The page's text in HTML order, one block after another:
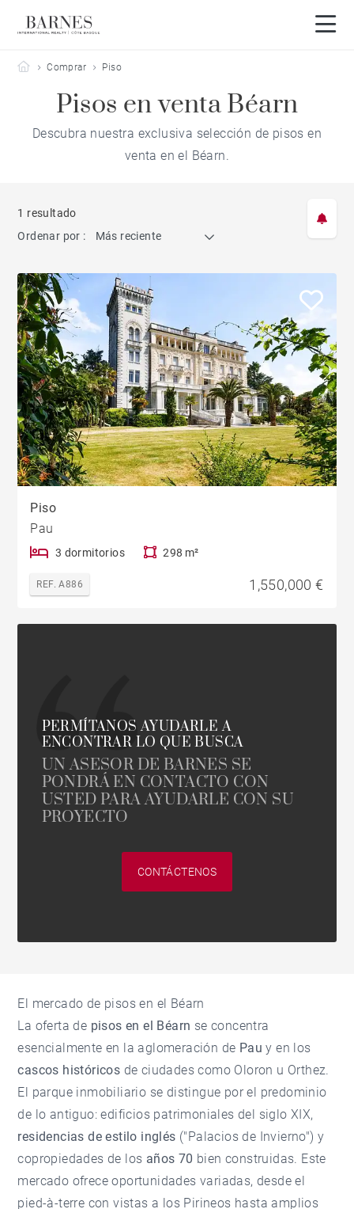
Barnes Côte Basque
Comprar Piso
Pisos en venta Béarn
Descubra nuestra exclusiva selección de pisos en
venta en el Béarn.
1 resultado
Ordenar por :
Más reciente
Piso
Pau
3 dormitorios 298 m²
REF. A886 1,550,000 €
PERMÍTANOS AYUDARLE A
ENCONTRAR LO QUE BUSCA
UN ASESOR DE BARNES SE
PONDRÁ EN CONTACTO CON
USTED PARA AYUDARLE CON SU
PROYECTO
CONTÁCTENOS
El mercado de pisos en el Béarn
La oferta de pisos en el Béarn se concentra
esencialmente en la aglomeración de Pau y en los
cascos históricos de ciudades como Oloron u Orthez.
El parque inmobiliario se distingue por el predominio
de lo antiguo: edificios patrimoniales del siglo XIX,
residencias de estilo inglés ("Palacios de Invierno") y
copropiedades de los años 70 bien construidas. Este
mercado ofrece oportunidades variadas, desde el
pied-à-terre con vistas a los Pirineos hasta amplios